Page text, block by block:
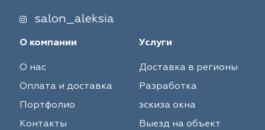
salon_aleksia
О компании
О нас
Оплата и доставка
Портфолио
Контакты
Услуги
Доставка в регионы
Разработка
эскиза окна
Выезд на объект